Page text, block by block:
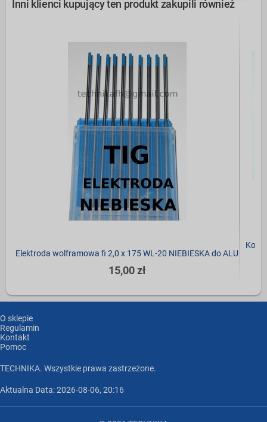
Inni klienci kupujący ten produkt zakupili również
Elektroda wolframowa fi 2,0 x 175 WL-20 NIEBIESKA do ALU
15,00 zł
O sklepie
Regulamin
Kontakt
Pomoc
TECHNIKA. Wszystkie prawa zastrzeżone.
Aktualna Data: 2026-08-06, 20:16